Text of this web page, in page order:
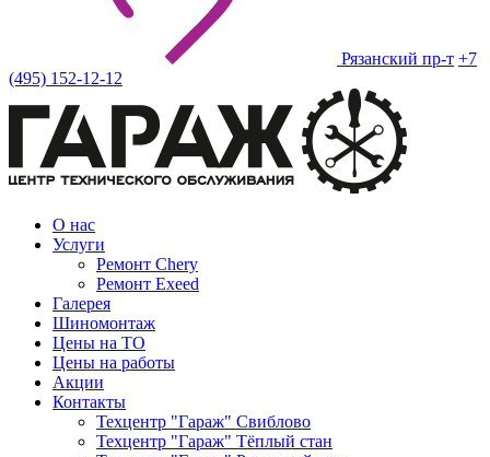
Рязанский пр-т +7
(495) 152-12-12
О нас
Услуги
Ремонт Chery
Ремонт Exeed
Галерея
Шиномонтаж
Цены на ТО
Цены на работы
Акции
Контакты
Техцентр "Гараж" Свиблово
Техцентр "Гараж" Тёплый стан